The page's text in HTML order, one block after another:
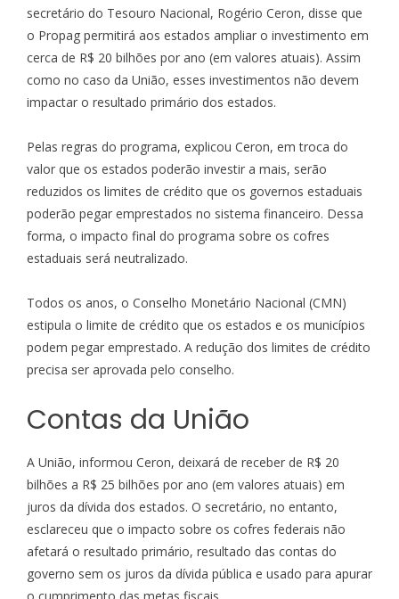
secretário do Tesouro Nacional, Rogério Ceron, disse que
o Propag permitirá aos estados ampliar o investimento em
cerca de R$ 20 bilhões por ano (em valores atuais). Assim
como no caso da União, esses investimentos não devem
impactar o resultado primário dos estados.
Pelas regras do programa, explicou Ceron, em troca do
valor que os estados poderão investir a mais, serão
reduzidos os limites de crédito que os governos estaduais
poderão pegar emprestados no sistema financeiro. Dessa
forma, o impacto final do programa sobre os cofres
estaduais será neutralizado.
Todos os anos, o Conselho Monetário Nacional (CMN)
estipula o limite de crédito que os estados e os municípios
podem pegar emprestado. A redução dos limites de crédito
precisa ser aprovada pelo conselho.
Contas da União
A União, informou Ceron, deixará de receber de R$ 20
bilhões a R$ 25 bilhões por ano (em valores atuais) em
juros da dívida dos estados. O secretário, no entanto,
esclareceu que o impacto sobre os cofres federais não
afetará o resultado primário, resultado das contas do
governo sem os juros da dívida pública e usado para apurar